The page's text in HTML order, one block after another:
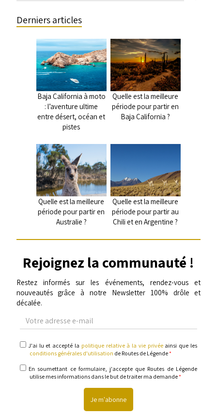
Derniers articles
Baja California à moto
: l’aventure ultime
entre désert, océan et
pistes
Quelle est la meilleure
période pour partir en
Baja California ?
Quelle est la meilleure
période pour partir en
Australie ?
Quelle est la meilleure
période pour partir au
Chili et en Argentine ?
Rejoignez la communauté !
Restez informés sur les événements, rendez-vous et
nouveautés grâce à notre Newsletter 100% drôle et
décalée.
adresse
e-
politique
relative
la
J'ai lu et accepté la politique relative à la vie privéeainsi que les
conditions générales d'utilisation de Routes de Légende*
informations
En soumettant ce formulaire, j'accepte que Routes de Légende
utilise mes informations dans le but de traiter ma demande*